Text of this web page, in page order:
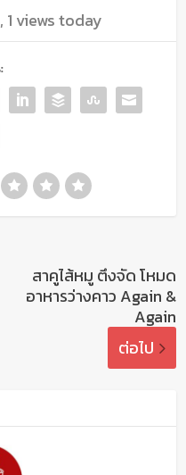
, 1 views today
สาคูไส้หมู ตึงจัด โหมด
อาหารว่างคาว Again &
Again
ต่อไป